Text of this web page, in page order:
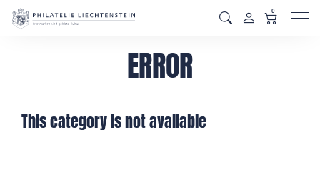
0
ERROR
This category is not available